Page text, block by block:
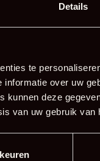
Details
te
over uw
kunnen deze
van uw gebruik van